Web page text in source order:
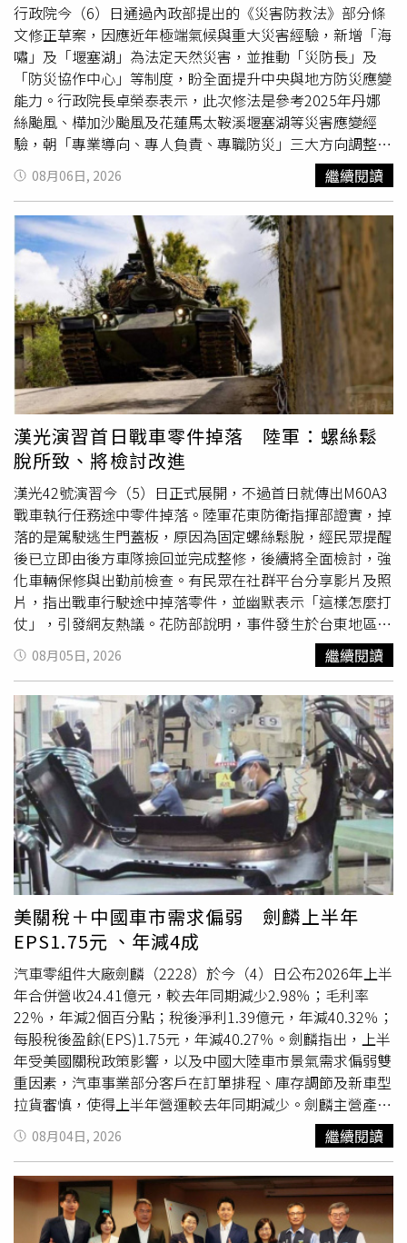
行政院今（6）日通過內政部提出的《災害防救法》部分條
文修正草案，因應近年極端氣候與重大災害經驗，新增「海
嘯」及「堰塞湖」為法定天然災害，並推動「災防長」及
「防災協作中心」等制度，盼全面提升中央與地方防災應變
能力。行政院長卓榮泰表示，此次修法是參考2025年丹娜
絲颱風、樺加沙颱風及花蓮馬太鞍溪堰塞湖等災害應變經
驗，朝「專業導向、專人負責、專職防災」三大方向調整制
度，提升國家整體災害防救韌性。內政部指出，《災害防救
法》自2000年公布施行後，已歷經11次修正，但面對近年
地震、豪雨及極端氣候等複合型災害，仍有持續精進必要，
因此提出此次修法，並已送行政院院會通過，後續將送立法
院審議。依草案內容，新增「堰塞湖」及「海嘯」列為法定
天然災害，並分別由農業部及內政部擔任中央災害防救主管
機關，以利建立更完整的防救機制。此外，草案也規定各公
務機關應設置「災防長」，負責督導災害防救工作；鄉、
鎮、市、區及山地原住民區公所則須成立「防災協作中
心」，整合志工、民間團體及替代役人力，協助避難疏散、
收容安置及物資發放等工作。卓榮泰也表示，為強化防災組
織運作，中央災害防救委員會及災害防救辦公室未來將改由
指定專責機關辦理，統籌推動重大災害防救政策與相關措
施，進一步提升整體防災效能。
08月06日, 2026 繼續閱讀
漢光演習首日戰車零件掉落 陸軍：螺絲鬆
脫所致、將檢討改進
漢光42號演習今（5）日正式展開，不過首日就傳出M60A3
戰車執行任務途中零件掉落。陸軍花東防衛指揮部證實，掉
落的是駕駛逃生門蓋板，原因為固定螺絲鬆脫，經民眾提醒
後已立即由後方車隊撿回並完成整修，後續將全面檢討，強
化車輛保修與出勤前檢查。有民眾在社群平台分享影片及照
片，指出戰車行駛途中掉落零件，並幽默表示「這樣怎麼打
仗」，引發網友熱議。花防部說明，事件發生於台東地區指
揮部執行任務期間，車輛行經台東市志航路一段時，駕駛逃
生門蓋板因固定螺絲鬆脫掉落，在熱心民眾提醒下，後方車
隊立即將零件撿回，並完成修復。花防部表示，將要求各單
位落實任務前車輛檢查，並持續深化官兵保修教育，檢討相
關作業流程，以維持裝備妥善率與部隊整體戰力。據了解，
掉落的逃生門蓋板平時並不會使用，但仍須保持可正常開啟
狀態，因此此次事件也反映出車輛檢查仍有精進空間。分享
影片的網友則表示，希望外界將焦點放在安全問題，而非責
怪執行任務的官兵。他認為，這次所幸僅是零件掉落，未造
成人員受傷，相關單位應釐清原因、改善流程，避免類似情
況再次發生，才是最重要的。
08月05日, 2026 繼續閱讀
美關稅＋中國車市需求偏弱 劍麟上半年
EPS1.75元 、年減4成
汽車零組件大廠劍麟（2228）於今（4）日公布2026年上半
年合併營收24.41億元，較去年同期減少2.98％；毛利率
22％，年減2個百分點；稅後淨利1.39億元，年減40.32％；
每股稅後盈餘(EPS)1.75元，年減40.27％。劍麟指出，上半
年受美國關稅政策影響，以及中國大陸車市景氣需求偏弱雙
重因素，汽車事業部分客戶在訂單排程、庫存調節及新車型
拉貨審慎，使得上半年營運較去年同期減少。劍麟主營產品
主要分為汽車氣囊零組件、百貨展示架及衣架兩大類產品。
其中，汽車氣囊零組件主要以生產膝式、側邊安全氣囊與氣
簾系統充氣器殼體，預縮式安全帶精密導管、電子動力輔助
方向盤轉向系統零件等汽車零組件為主。劍麟表示，集團仍
持續穩固既有國際Tier 1一級品牌大廠的客戶合作關係，並
積極推進中國市場業務拓展，以維持汽車事業營運穩健基
08月04日, 2026 繼續閱讀